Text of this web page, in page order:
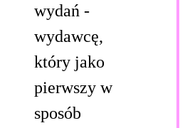
wydań -
wydawcę,
który jako
pierwszy w
sposób